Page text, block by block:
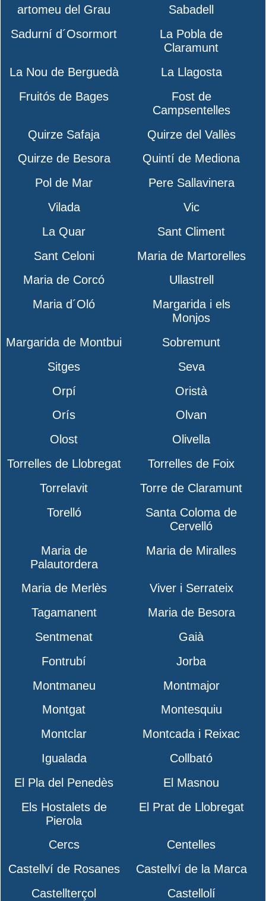
artomeu del Grau
Sabadell
Sadurní d´Osormort
La Pobla de
Claramunt
La Nou de Berguedà
La Llagosta
Fruitós de Bages
Fost de
Campsentelles
Quirze Safaja
Quirze del Vallès
Quirze de Besora
Quintí de Mediona
Pol de Mar
Pere Sallavinera
Vilada
Vic
La Quar
Sant Climent
Sant Celoni
Maria de Martorelles
Maria de Corcó
Ullastrell
Maria d´Oló
Margarida i els
Monjos
Margarida de Montbui
Sobremunt
Sitges
Seva
Orpí
Oristà
Orís
Olvan
Olost
Olivella
Torrelles de Llobregat
Torrelles de Foix
Torrelavit
Torre de Claramunt
Torelló
Santa Coloma de
Cervelló
Maria de
Palautordera
Maria de Miralles
Maria de Merlès
Viver i Serrateix
Tagamanent
Maria de Besora
Sentmenat
Gaià
Fontrubí
Jorba
Montmaneu
Montmajor
Montgat
Montesquiu
Montclar
Montcada i Reixac
Igualada
Collbató
El Pla del Penedès
El Masnou
Els Hostalets de
Pierola
El Prat de Llobregat
Cercs
Centelles
Castellví de Rosanes
Castellví de la Marca
Castellterçol
Castellolí